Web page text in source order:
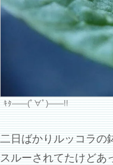
ｷﾀ――(ﾟ∀ﾟ)――!!
二日ばかりルッコラの
スルーされてたけど